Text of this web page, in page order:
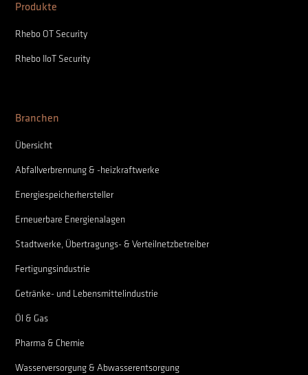
Produkte
Rhebo OT Security
Rhebo IIoT Security
Branchen
Übersicht
Abfallverbrennung & -heizkraftwerke
Energiespeicherhersteller
Erneuerbare Energienalagen
Stadtwerke, Übertragungs- & Verteilnetzbetreiber
Fertigungsindustrie
Getränke- und Lebensmittelindustrie
Öl & Gas
Pharma & Chemie
Wasserversorgung & Abwasserentsorgung